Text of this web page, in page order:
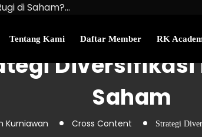
di Saham?…
Uang Perlu…
Tentang Kami Daftar Member RK
Saham
Kurniawan Cross Content Strategi